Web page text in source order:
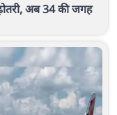
अब 34 की जगह